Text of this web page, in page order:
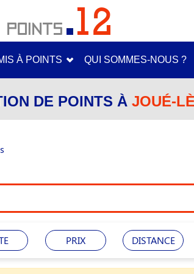
À POINTS QUI SOMMES-NOUS ?
DE POINTS À JOUÉ-
PRIX DISTANCE